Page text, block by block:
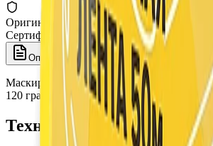
Оригинал 100%
Сертифицированный товар
Описание Характеристики
Маскирующая лента влаго\термостойкая
120 градусов, жёлтая, Au-8225Y
Технические